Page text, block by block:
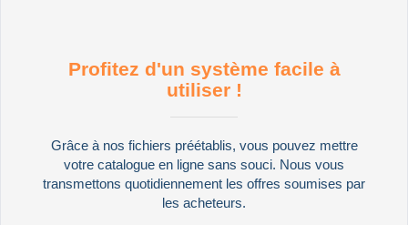
Profitez d'un système facile à
utiliser !
Grâce à nos fichiers préétablis, vous pouvez mettre
votre catalogue en ligne sans souci. Nous vous
transmettons quotidiennement les offres soumises par
les acheteurs.